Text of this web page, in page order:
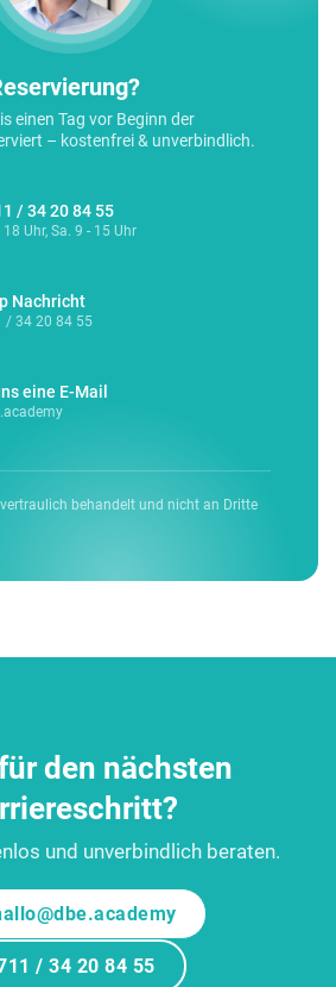
einen Tag vor Beginn der
– kostenfrei & unverbindlich.
/ 34 20 84 55
18 Uhr, Sa. 9 - 15 Uhr
Nachricht
/ 34 20 84 55
eine E-Mail
behandelt und nicht an Dritte
den nächsten
und unverbindlich beraten.
/ 34 20 84 55